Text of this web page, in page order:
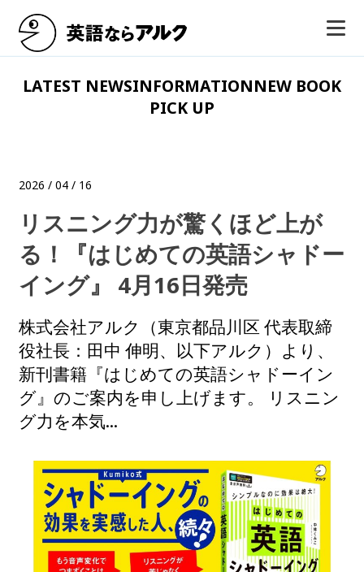
LATEST NEWSINFORMATIONNEW BOOK
PICK UP
2026 / 04 / 16
リスニング力が驚くほど上が
る！『はじめての英語シャドー
イング』 4月16日発売
株式会社アルク（東京都品川区 代表取締
役社長：田中 伸明、以下アルク）より、
新刊書籍『はじめての英語シャドーイン
グ』のご案内を申し上げます。 リスニン
グ力を本気...